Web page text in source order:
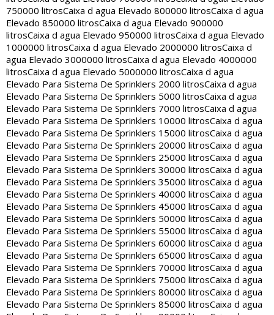
750000 litrosCaixa d agua Elevado 800000 litrosCaixa d agua
Elevado 850000 litrosCaixa d agua Elevado 900000
litrosCaixa d agua Elevado 950000 litrosCaixa d agua Elevado
1000000 litrosCaixa d agua Elevado 2000000 litrosCaixa d
agua Elevado 3000000 litrosCaixa d agua Elevado 4000000
litrosCaixa d agua Elevado 5000000 litrosCaixa d agua
Elevado Para Sistema De Sprinklers 2000 litrosCaixa d agua
Elevado Para Sistema De Sprinklers 5000 litrosCaixa d agua
Elevado Para Sistema De Sprinklers 7000 litrosCaixa d agua
Elevado Para Sistema De Sprinklers 10000 litrosCaixa d agua
Elevado Para Sistema De Sprinklers 15000 litrosCaixa d agua
Elevado Para Sistema De Sprinklers 20000 litrosCaixa d agua
Elevado Para Sistema De Sprinklers 25000 litrosCaixa d agua
Elevado Para Sistema De Sprinklers 30000 litrosCaixa d agua
Elevado Para Sistema De Sprinklers 35000 litrosCaixa d agua
Elevado Para Sistema De Sprinklers 40000 litrosCaixa d agua
Elevado Para Sistema De Sprinklers 45000 litrosCaixa d agua
Elevado Para Sistema De Sprinklers 50000 litrosCaixa d agua
Elevado Para Sistema De Sprinklers 55000 litrosCaixa d agua
Elevado Para Sistema De Sprinklers 60000 litrosCaixa d agua
Elevado Para Sistema De Sprinklers 65000 litrosCaixa d agua
Elevado Para Sistema De Sprinklers 70000 litrosCaixa d agua
Elevado Para Sistema De Sprinklers 75000 litrosCaixa d agua
Elevado Para Sistema De Sprinklers 80000 litrosCaixa d agua
Elevado Para Sistema De Sprinklers 85000 litrosCaixa d agua